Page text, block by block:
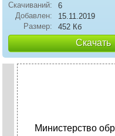
Скачиваний:
6
Добавлен:
15.11.2019
Размер:
452 Кб
Скачать
Министерство